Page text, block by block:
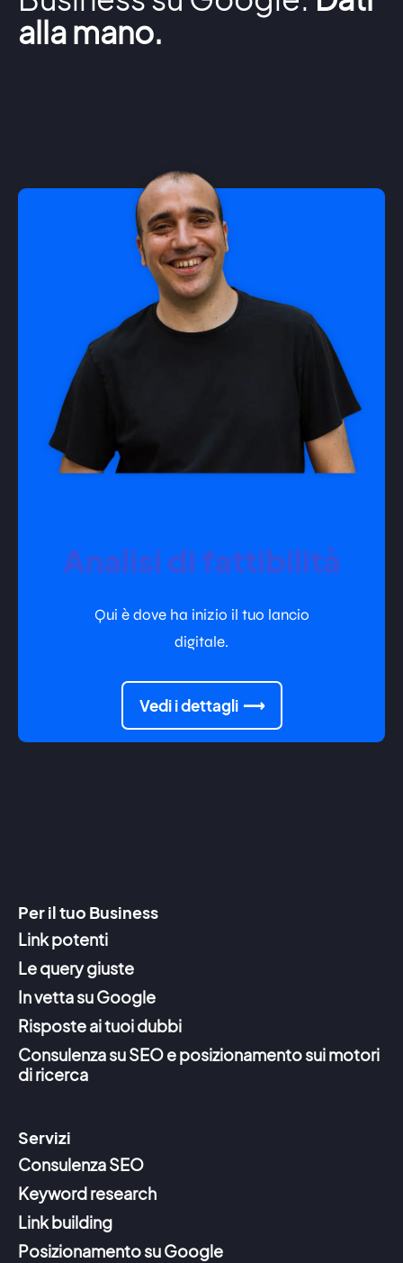
alla mano.
Analisi di fattibilità
Qui è dove ha inizio il tuo lancio
digitale.
Vedi i dettagli
Per il tuo Business
Link potenti
Le query giuste
In vetta su Google
Risposte ai tuoi dubbi
Consulenza su SEO e posizionamento sui motori
di ricerca
Servizi
Consulenza SEO
Keyword research
Link building
Posizionamento su Google